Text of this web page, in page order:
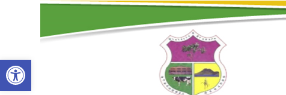
Abrir barra de herramientas